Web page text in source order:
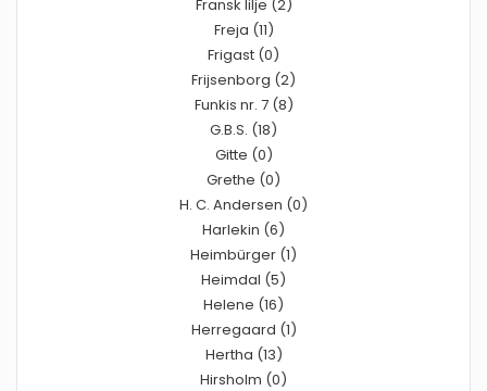
Fransk lilje (2)
Freja (11)
Frigast (0)
Frijsenborg (2)
Funkis nr. 7 (8)
G.B.S. (18)
Gitte (0)
Grethe (0)
H. C. Andersen (0)
Harlekin (6)
Heimbürger (1)
Heimdal (5)
Helene (16)
Herregaard (1)
Hertha (13)
Hirsholm (0)